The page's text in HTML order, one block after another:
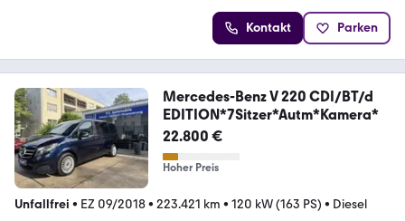
Kontakt Parken
Mercedes-Benz V 220 CDI/BT/d
EDITION*7Sitzer*Autm*Kamera*
22.800 €
Hoher Preis
Unfallfrei • EZ 09/2018• 223.421 km • 120 kW (163 PS) • Diesel